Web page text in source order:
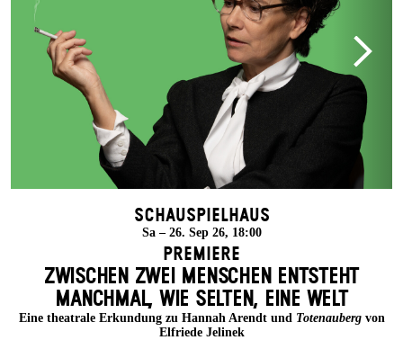
Schauspielhaus
Sa – 26. Sep 26, 18:00
Premiere
ZWISCHEN ZWEI MENSCHEN ENT­STEHT
MANCH­MAL, WIE SELTEN, EINE WELT
Eine theatrale Erkundung zu Hannah Arendt und Totenaubergvon
Elfriede Jelinek